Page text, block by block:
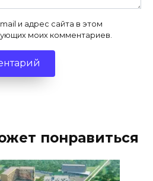
и адрес сайта в этом
моих комментариев.
понравиться